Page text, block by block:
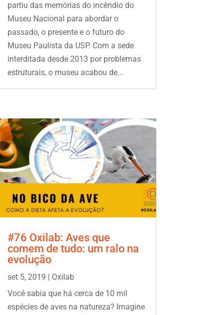
partiu das memórias do incêndio do
Museu Nacional para abordar o
passado, o presente e o futuro do
Museu Paulista da USP. Com a sede
interditada desde 2013 por problemas
estruturais, o museu acabou de...
#76 Oxilab: Aves que
comem de tudo: um ralo na
evolução
set 5, 2019
Oxilab
Você sabia que há cerca de 10 mil
espécies de aves na natureza? Imagine